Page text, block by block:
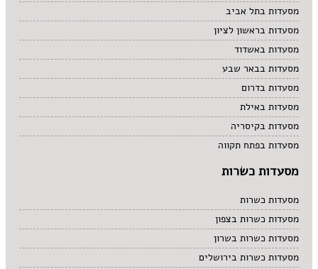
מסעדות בתל אביב
מסעדות בראשון לציון
מסעדות באשדוד
מסעדות בבאר שבע
מסעדות בדרום
מסעדות באילת
מסעדות בקיסריה
מסעדות בפתח תקווה
מסעדות כשרות
מסעדות כשרות
מסעדות כשרות בצפון
מסעדות כשרות בשרון
מסעדות כשרות בירושלים